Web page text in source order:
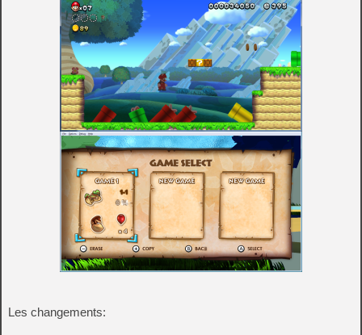
Les changements: